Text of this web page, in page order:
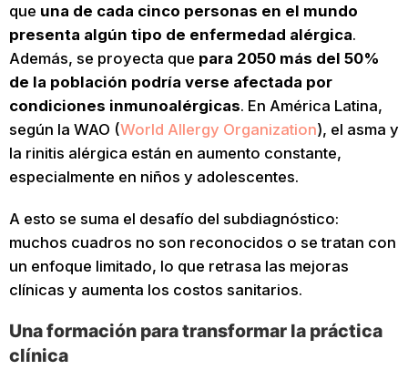
que una de cada cinco personas en el mundo
presenta algún tipo de enfermedad alérgica.
Además, se proyecta que para 2050 más del 50%
de la población podría verse afectada por
condiciones inmunoalérgicas. En América Latina,
según la WAO (World Allergy Organization), el asma y
la rinitis alérgica están en aumento constante,
especialmente en niños y adolescentes.
A esto se suma el desafío del subdiagnóstico:
muchos cuadros no son reconocidos o se tratan con
un enfoque limitado, lo que retrasa las mejoras
clínicas y aumenta los costos sanitarios.
Una formación para transformar la práctica
clínica